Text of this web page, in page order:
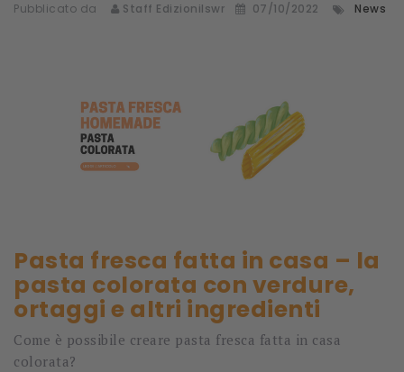
Pubblicato da Staff Edizionilswr 07/10/2022 News
Pasta fresca fatta in casa – la
pasta colorata con verdure,
ortaggi e altri ingredienti
Come è possibile creare pasta fresca fatta in casa
colorata?